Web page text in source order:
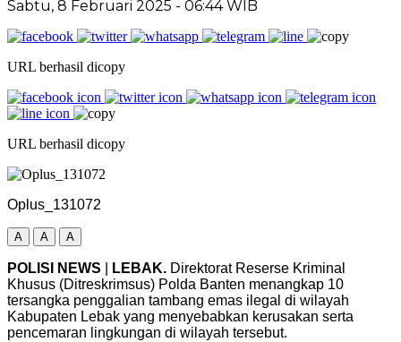
Sabtu, 8 Februari 2025 - 06:44 WIB
URL berhasil dicopy
URL berhasil dicopy
Oplus_131072
A A A
POLISI NEWS LEBAK. Direktorat Reserse Kriminal
Khusus (Ditreskrimsus) Polda Banten menangkap 10
tersangka penggalian tambang emas ilegal di wilayah
Kabupaten Lebak yang menyebabkan kerusakan serta
pencemaran lingkungan di wilayah tersebut.